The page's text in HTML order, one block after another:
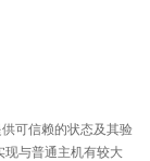
可信赖的状态及其验
与普通主机有较大